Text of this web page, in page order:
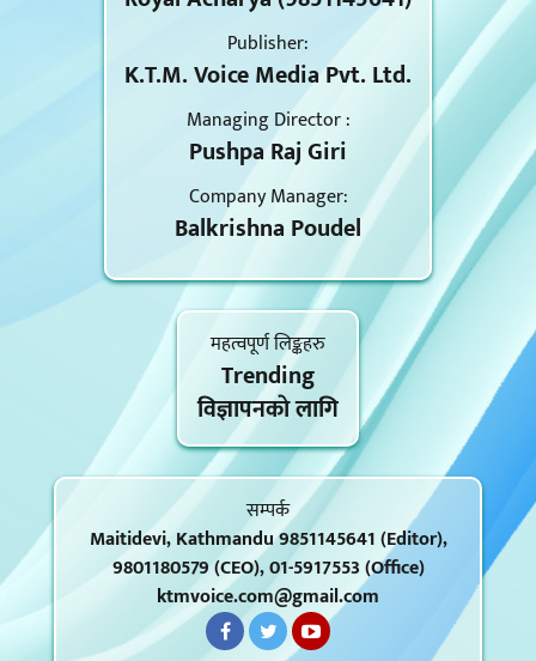
Publisher:
K.T.M. Voice Media Pvt. Ltd.
Managing Director :
Pushpa Raj Giri
Company Manager:
Balkrishna Poudel
महत्वपूर्ण लिङ्कहरु
Trending
विज्ञापनकाे लागि
सम्पर्क
Maitidevi, Kathmandu 9851145641 (Editor),
9801180579 (CEO), 01-5917553 (Office)
ktmvoice.com@gmail.com